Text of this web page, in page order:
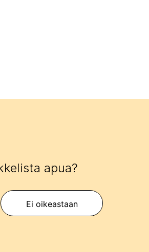
apua?
Ei oikeastaan